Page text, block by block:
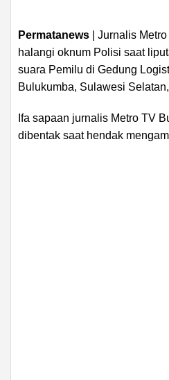
Permatanews | Jurnalis
halangi oknum Polisi saat
suara Pemilu di Gedung
Bulukumba, Sulawesi
Ifa sapaan jurnalis Metro TV
dibentak saat hendak